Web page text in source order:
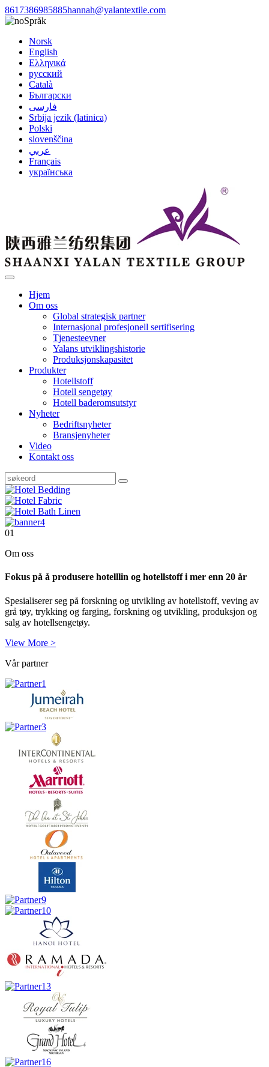
8617386985885hannah@yalantextile.com
Språk
Norsk
English
Ελληνικά
русский
Català
Български
فارسی
Srbija jezik (latinica)
Polski
slovenščina
عربي
Français
українська
Hjem
Om oss
Global strategisk partner
Internasjonal profesjonell sertifisering
Tjenesteevner
Yalans utviklingshistorie
Produksjonskapasitet
Produkter
Hotellstoff
Hotell sengetøy
Hotell baderomsutstyr
Nyheter
Bedriftsnyheter
Bransjenyheter
Video
Kontakt oss
01
Om oss
Fokus på å produsere hotelllin og hotellstoff i mer enn 20 år
Spesialiserer seg på forskning og utvikling av hotellstoff, veving av
grå tøy, trykking og farging, forskning og utvikling, produksjon og
salg av hotellsengetøy.
View More >
Vår partner